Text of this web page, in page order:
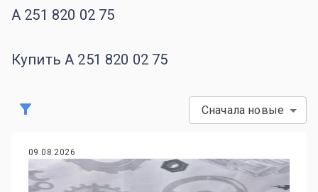
A 251 820 02 75
Купить A 251 820 02 75
Сначала новые
09.08.2026